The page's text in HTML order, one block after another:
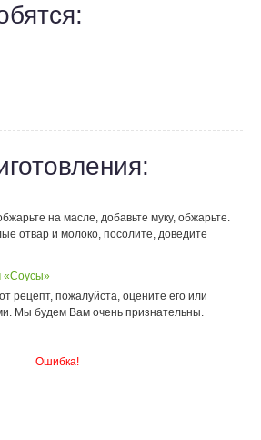
на масле, добавьте муку, обжарьте.
отвар и молоко, посолите, доведите
«Соусы»
рецепт, пожалуйста, оцените его или
Мы будем Вам очень признательны.
Ошибка!